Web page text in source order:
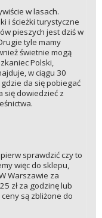
w lasach.
i ścieżki turystyczne
pieszych jest dziś w
tyle mamy
świetnie mogą
Polski,
w ciągu 30
da się pobiegać
się dowiedzieć z
sprawdzić czy to
więc do sklepu,
Warszawie za
zł za godzinę lub
są zbliżone do